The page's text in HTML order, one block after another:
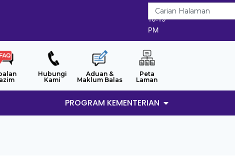
7/8/2026
10:19
PM
Hubungi
Kami
Aduan &
Maklum Balas
Peta
Laman
PROGRAM KEMENTERIAN